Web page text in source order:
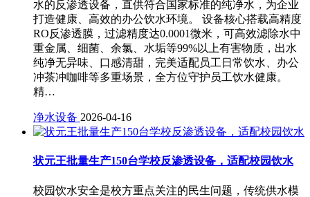
水的反渗透设备，直供符合国家标准的纯净水，为企业
打造健康、高效的办公饮水环境。 设备核心搭载高精度
RO反渗透膜，过滤精度达0.0001微米，可高效滤除水中
重金属、细菌、余氯、水垢等99%以上有害物质，出水
纯净无异味、口感清甜，完美适配员工日常饮水、办公
冲茶冲咖啡等多重场景，全方位守护员工饮水健康。
精…
净水设备 2026-04-16
状元王批量生产150台学校反渗透设备，适配校园饮水
校园饮水安全是校方重点关注的民生问题，传统供水模